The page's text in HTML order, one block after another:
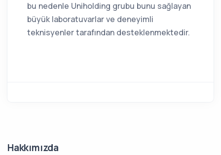
bu nedenle Uniholding grubu bunu sağlayan
büyük laboratuvarlar ve deneyimli
teknisyenler tarafından desteklenmektedir.
Hakkımızda